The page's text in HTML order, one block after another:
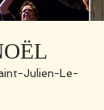
Julien-Le-